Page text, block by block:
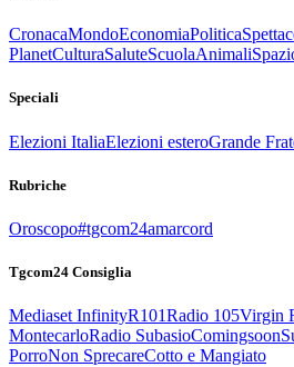
CronacaMondoEconomiaPolitica
PlanetCulturaSaluteScuolaAnimali
Speciali
Elezioni ItaliaElezioni esteroGrande
Rubriche
Oroscopo#tgcom24amarcord
Tgcom24 Consiglia
Mediaset InfinityR101Radio 105Virgin
MontecarloRadio SubasioComingsoon
PorroNon SprecareCotto e Mangiato